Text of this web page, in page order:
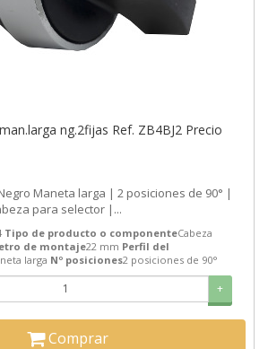
ng.2fijas Ref. ZB4BJ2 Precio
Maneta larga | 2 posiciones de 90° |
Harmony XB4 | Cabeza para selector |...
Tipo de producto o componenteCabeza
de montaje22 mm Perfil del
larga Nº posiciones2 posiciones de 90°
+
Comprar